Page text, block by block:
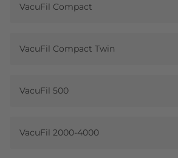
VacuFil Compact
VacuFil Compact Twin
VacuFil 500
VacuFil 2000-4000